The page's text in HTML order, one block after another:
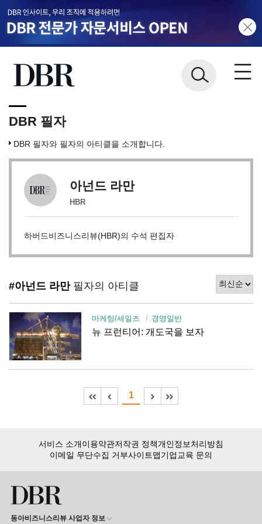
DBR 필자
DBR 필자와 필자의 아티클을 소개합니다.
아넌드 라만
HBR
하버드비즈니스리뷰(HBR)의 수석 편집자
#아넌드 라만필자의 아티클
마케팅/세일즈 경영일반
뉴 프런티어: 개도국을 보자
1
서비스 소개이용약관저작권 정책개인정보처리방침
이메일 무단수집 거부사이트맵기업교육 문의
동아비즈니스리뷰 사업자 정보